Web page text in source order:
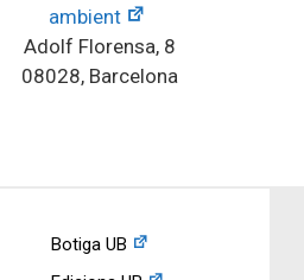
ambient
Adolf Florensa, 8
08028, Barcelona
Botiga UB